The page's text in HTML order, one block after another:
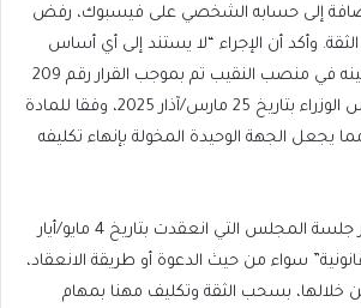
إلى حسابه الشخصي على فيسبوك، رفض
وأكد أن الإجراء “لا يستند إلى أي أساس
قانوني” موضحا أن تعيينه في منصب النقيب تم بموجب القرار رقم 209
الصادر عن رئاسة مجلس الوزراء بتاريخ 25 مارس/آذار 2025، وفقا للمادة
يجعل الجهة الوحيدة المخولة بإنهاء تكليفه
وذهب الناطور إلى اعتبار جلسة المجلس التي انعقدت بتاريخ 4 مايو/أيار
قانونية” سواء من حيث الدعوة أو طريقة الانعقاد،
خلالها، بسحب الثقة وتكليف مهنا بمهام